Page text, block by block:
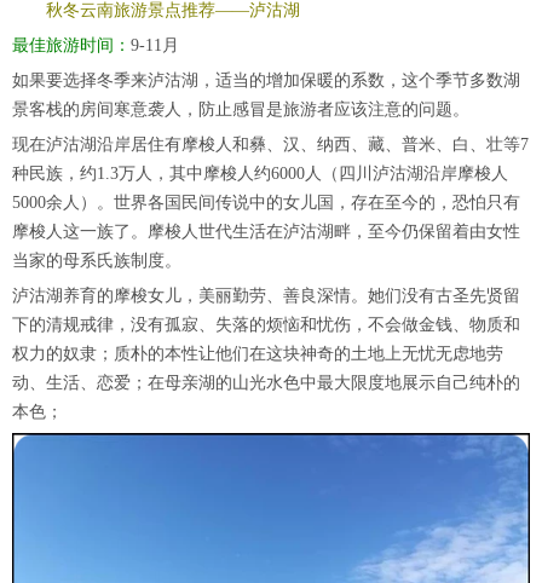
秋冬云南旅游景点推荐——泸沽湖
最佳旅游时间： 9-11月
如果要选择冬季来泸沽湖，适当的增加保暖的系数，这个季节多数湖
景客栈的房间寒意袭人，防止感冒是旅游者应该注意的问题。
现在泸沽湖沿岸居住有摩梭人和彝、汉、纳西、藏、普米、白、壮等7
种民族，约1.3万人，其中摩梭人约6000人（四川泸沽湖沿岸摩梭人
5000余人）。世界各国民间传说中的女儿国，存在至今的，恐怕只有
摩梭人这一族了。摩梭人世代生活在泸沽湖畔，至今仍保留着由女性
当家的母系氏族制度。
泸沽湖养育的摩梭女儿，美丽勤劳、善良深情。她们没有古圣先贤留
下的清规戒律，没有孤寂、失落的烦恼和忧伤，不会做金钱、物质和
权力的奴隶；质朴的本性让他们在这块神奇的土地上无忧无虑地劳
动、生活、恋爱；在母亲湖的山光水色中最大限度地展示自己纯朴的
本色；